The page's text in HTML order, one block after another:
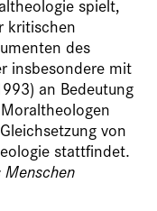
spielt,
kritischen
des
insbesondere mit
an Bedeutung
von
stattfindet.
Menschen